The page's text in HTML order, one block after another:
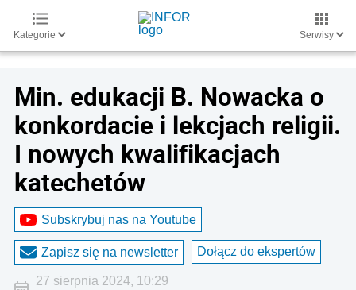
Kategorie Serwisy
Min. edukacji B. Nowacka o
konkordacie i lekcjach religii.
I nowych kwalifikacjach
katechetów
Subskrybuj nas na Youtube
Zapisz się na newsletter Dołącz do ekspertów
27 sierpnia 2024, 10:29